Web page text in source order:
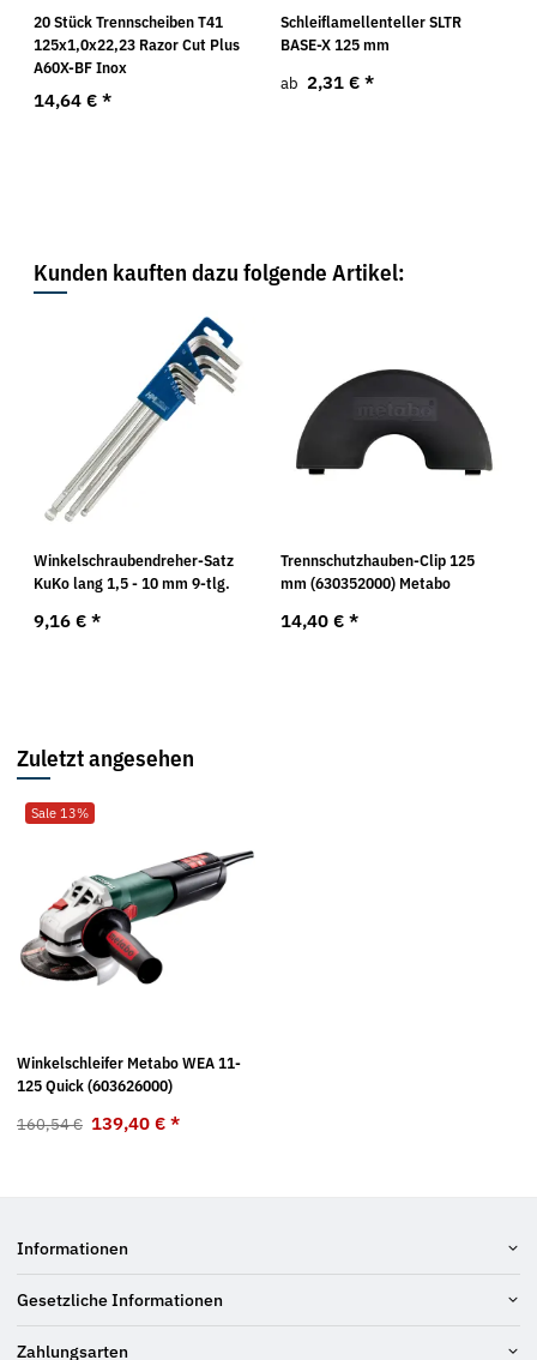
20 Stück Trennscheiben T41
125x1,0x22,23 Razor Cut Plus
A60X-BF Inox
14,64 € *
Schleiflamellenteller SLTR
BASE-X 125 mm
ab 2,31 € *
Kunden kauften dazu folgende Artikel:
Winkelschraubendreher-Satz
KuKo lang 1,5 - 10 mm 9-tlg.
9,16 € *
Trennschutzhauben-Clip 125
mm (630352000) Metabo
14,40 € *
Zuletzt angesehen
Sale 13%
Winkelschleifer Metabo WEA 11-
125 Quick (603626000)
160,54 € 139,40 € *
Informationen
Gesetzliche Informationen
Zahlungsarten